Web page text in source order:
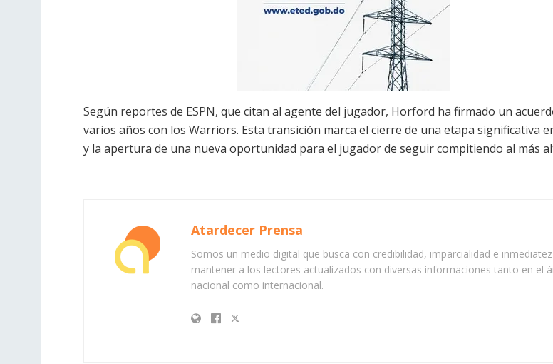
Según reportes de ESPN, que citan al agente del jugador, Horford ha firmado un
varios años con los Warriors. Esta transición marca el cierre de una etapa significativa
y la apertura de una nueva oportunidad para el jugador de seguir compitiendo al más
Atardecer Prensa
Somos un medio digital que busca con credibilidad, imparcialidad e inmediatez
mantener a los lectores actualizados con diversas informaciones tanto en el
nacional como internacional.